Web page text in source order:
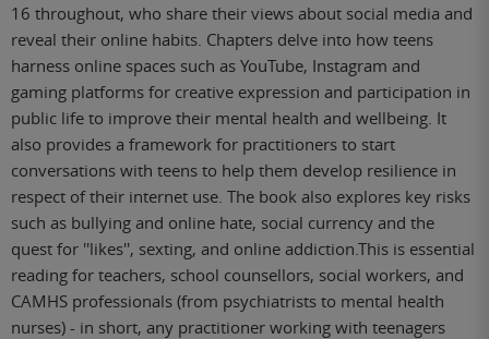
16 throughout, who share their views about social media and
reveal their online habits. Chapters delve into how teens
harness online spaces such as YouTube, Instagram and
gaming platforms for creative expression and participation in
public life to improve their mental health and wellbeing. It
also provides a framework for practitioners to start
conversations with teens to help them develop resilience in
respect of their internet use. The book also explores key risks
such as bullying and online hate, social currency and the
quest for ''likes'', sexting, and online addiction.This is essential
reading for teachers, school counsellors, social workers, and
CAMHS professionals (from psychiatrists to mental health
nurses) - in short, any practitioner working with teenagers